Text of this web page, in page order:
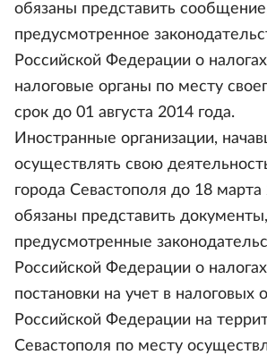
обязаны представить
предусмотренное
Российской Федерации о
налоговые органы по месту
срок до 01 августа 2014 года.
Иностранные организации,
осуществлять свою
города Севастополя до 18 марта
обязаны представить документы,
предусмотренные
Российской Федерации о
постановки на учет в налоговых
Российской Федерации на
Севастополя по месту